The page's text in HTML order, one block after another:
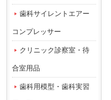
歯科サイレントエアー
コンプレッサー
クリニック診察室・待
合室用品
歯科用模型・歯科実習